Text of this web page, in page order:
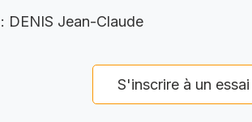
: DENIS Jean-Claude
S'inscrire à un